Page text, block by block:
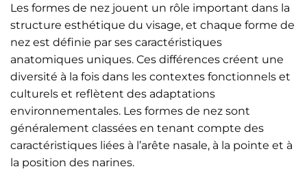
Les formes de nez jouent un rôle important dans la
structure esthétique du visage, et chaque forme de
nez est définie par ses caractéristiques
anatomiques uniques. Ces différences créent une
diversité à la fois dans les contextes fonctionnels et
culturels et reflètent des adaptations
environnementales. Les formes de nez sont
généralement classées en tenant compte des
caractéristiques liées à l’arête nasale, à la pointe et à
la position des narines.